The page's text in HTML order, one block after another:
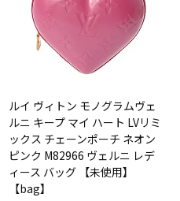
ルイ ヴィトン モノグラムヴェ
ルニ キープ マイ ハート LVリミ
ックス チェーンポーチ ネオン
ピンク M82966 ヴェルニ レデ
ィース バッグ 【未使用】
【bag】